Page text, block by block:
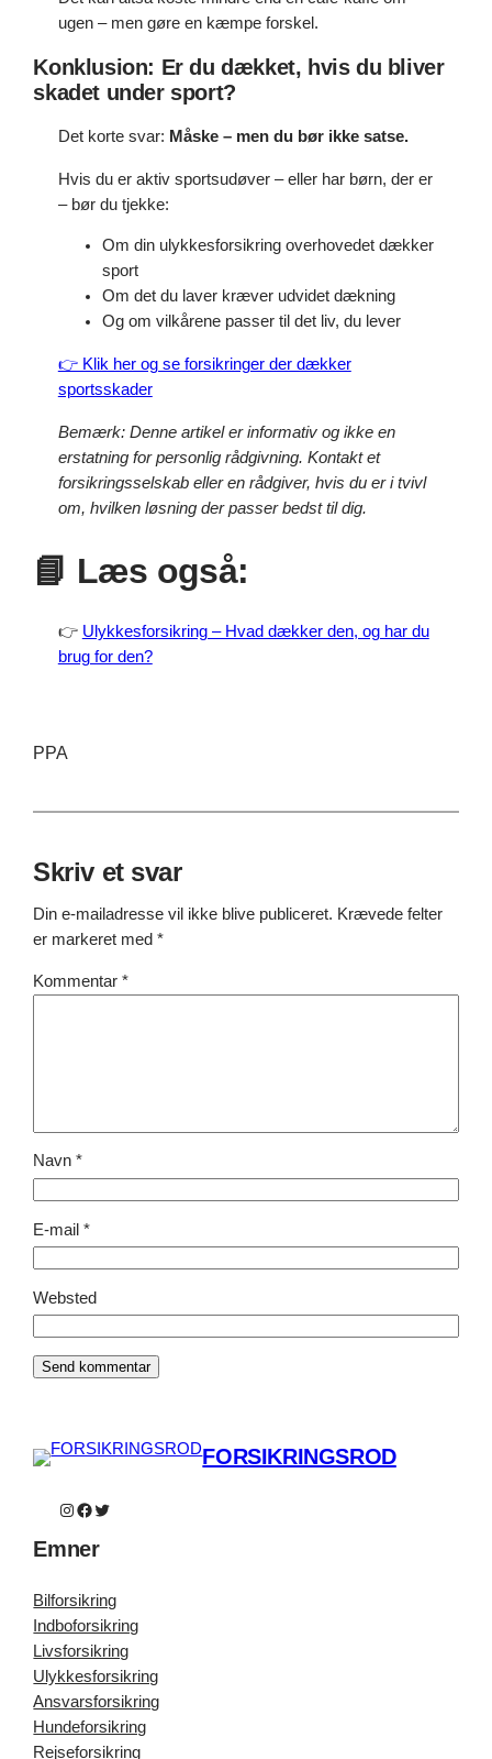
ugen – men gøre en kæmpe forskel.
Konklusion: Er du dækket, hvis du bliver
skadet under sport?
Det korte svar: Måske – men du bør ikke satse.
Hvis du er aktiv sportsudøver – eller har børn, der er
– bør du tjekke:
Om din ulykkesforsikring overhovedet dækker
sport
Om det du laver kræver udvidet dækning
Og om vilkårene passer til det liv, du lever
👉 Klik her og se forsikringer der dækker
sportsskader
Bemærk: Denne artikel er informativ og ikke en
erstatning for personlig rådgivning. Kontakt et
forsikringsselskab eller en rådgiver, hvis du er i tvivl
om, hvilken løsning der passer bedst til dig.
📘 Læs også:
👉 Ulykkesforsikring – Hvad dækker den, og har du
brug for den?
PPA
Skriv et svar
Din e-mailadresse vil ikke blive publiceret. Krævede felter
er markeret med*
Kommentar*
Navn*
E-mail*
Websted
FORSIKRINGSROD
Instagram Facebook Twitter
Emner
Bilforsikring
Indboforsikring
Livsforsikring
Ulykkesforsikring
Ansvarsforsikring
Hundeforsikring
Rejseforsikring